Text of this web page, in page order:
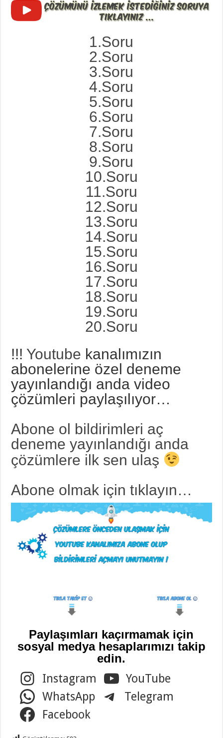
1.Soru
2.Soru
3.Soru
4.Soru
5.Soru
6.Soru
7.Soru
8.Soru
9.Soru
10.Soru
11.Soru
12.Soru
13.Soru
14.Soru
15.Soru
16.Soru
17.Soru
18.Soru
19.Soru
20.Soru
!!! Youtube kanalımızın
abonelerine özel deneme
yayınlandığı anda video
çözümleri paylaşılıyor…
Abone ol bildirimleri aç
deneme yayınlandığı anda
çözümlere ilk sen ulaş
Abone olmak için tıklayın…
Paylaşımları kaçırmamak için
sosyal medya hesaplarımızı takip
edin.
Instagram
YouTube
WhatsApp
Telegram
Facebook